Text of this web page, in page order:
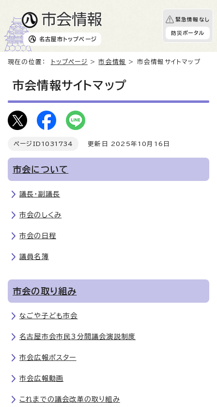
名古屋市 トップページ
緊急情報なし
防災ポータル
現在の位置： トップページ >市会情報 > 市会情報サイトマップ
市会情報サイトマップ
ページID 1031734 更新日 2025年10月16日
市会について
議長・副議長
市会のしくみ
市会の日程
議員名簿
市会の取り組み
なごや子ども市会
名古屋市会市民3分間議会演説制度
市会広報ポスター
市会広報動画
これまでの議会改革の取り組み